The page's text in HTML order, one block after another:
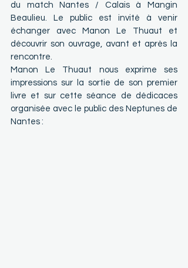
du match Nantes / Calais à Mangin
Beaulieu. Le public est invité à venir
échanger avec Manon Le Thuaut et
découvrir son ouvrage, avant et après la
rencontre.
Manon Le Thuaut nous exprime ses
impressions sur la sortie de son premier
livre et sur cette séance de dédicaces
organisée avec le public des Neptunes de
Nantes :